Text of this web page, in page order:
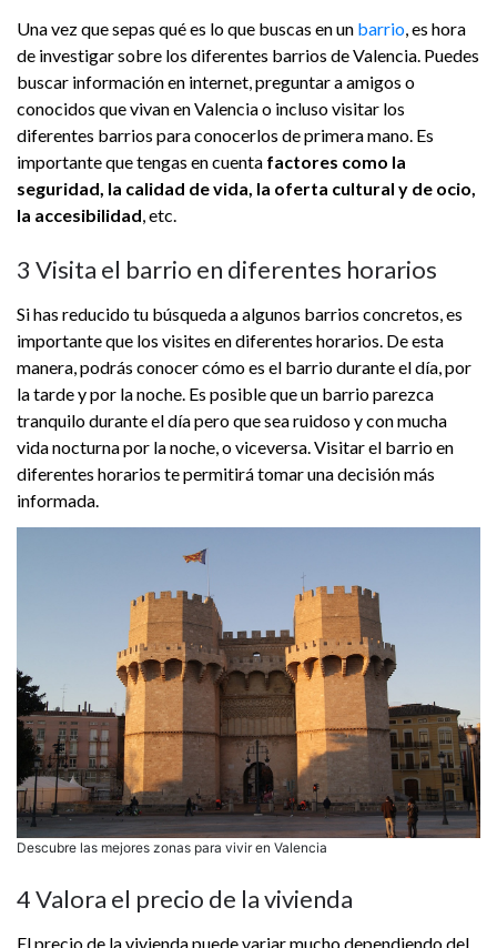
Una vez que sepas qué es lo que buscas en un barrio, es hora
de investigar sobre los diferentes barrios de Valencia. Puedes
buscar información en internet, preguntar a amigos o
conocidos que vivan en Valencia o incluso visitar los
diferentes barrios para conocerlos de primera mano. Es
importante que tengas en cuenta factores como la
seguridad, la calidad de vida, la oferta cultural y de ocio,
la accesibilidad, etc.
3 Visita el barrio en diferentes horarios
Si has reducido tu búsqueda a algunos barrios concretos, es
importante que los visites en diferentes horarios. De esta
manera, podrás conocer cómo es el barrio durante el día, por
la tarde y por la noche. Es posible que un barrio parezca
tranquilo durante el día pero que sea ruidoso y con mucha
vida nocturna por la noche, o viceversa. Visitar el barrio en
diferentes horarios te permitirá tomar una decisión más
informada.
Descubre las mejores zonas para vivir en Valencia
4 Valora el precio de la vivienda
El precio de la vivienda puede variar mucho dependiendo del